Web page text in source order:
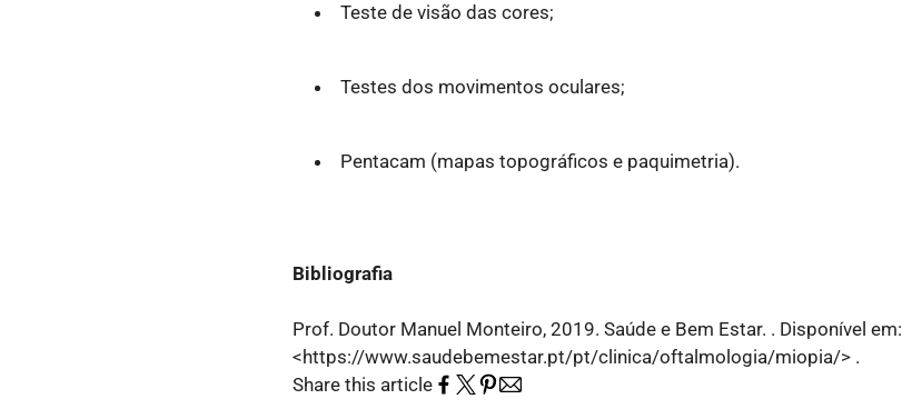
Teste de visão das cores;
Testes dos movimentos oculares;
Pentacam (mapas topográficos e paquimetria).
Bibliografia
Prof. Doutor Manuel Monteiro, 2019. Saúde e Bem Estar. . Disponível em:
<https://www.saudebemestar.pt/pt/clinica/oftalmologia/miopia/> .
Share this article